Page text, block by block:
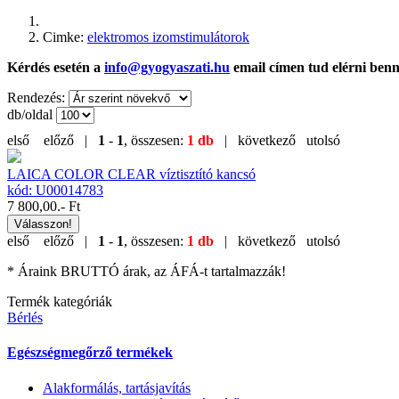
Cimke: elektromos izomstimulátorok
Kérdés esetén a info@gyogyaszati.hu email címen tud elérni
Rendezés:
db/oldal
első előző | 1 - 1, összesen: 1 db | következő utolsó
LAICA COLOR CLEAR víztisztító kancsó
kód: U00014783
7 800,00.- Ft
Válasszon!
első előző | 1 - 1, összesen: 1 db | következő
utolsó
* Áraink BRUTTÓ árak, az ÁFÁ-t tartalmazzák!
Termék kategóriák
Bérlés
Egészségmegőrző termékek
Alakformálás, tartásjavítás